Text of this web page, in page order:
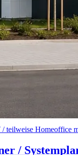
teilweise Homeoffice
/